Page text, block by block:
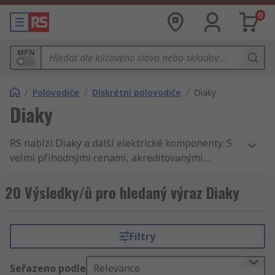
0
MPN
/ Polovodiče / Diskrétní polovodiče / Diaky
Diaky
RS nabízí Diaky a další elektrické komponenty. S
velmi přihodnými cenami, akreditovanými
překvapení, že jsme celosvětově známí jako jeden
z nejlepších dodavatelů produktů. U nás
diody. Na našich stránkách se můžete orientovat
rychle a jednoduše. Upřesněte své hledání podle
STMicroelectronics, Littelfuse nebo jiného Diaky
20 Výsledky/ů pro hledaný výraz Diaky
Filtry
Seřazeno podle Relevance